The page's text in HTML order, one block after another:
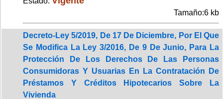
Tamaño:6 kb
Decreto-Ley 5/2019, De 17 De Diciembre, Por El Que
Se Modifica La Ley 3/2016, De 9 De Junio, Para La
Protección De Los Derechos De Las Personas
Consumidoras Y Usuarias En La Contratación De
Préstamos Y Créditos Hipotecarios Sobre La
Vivienda